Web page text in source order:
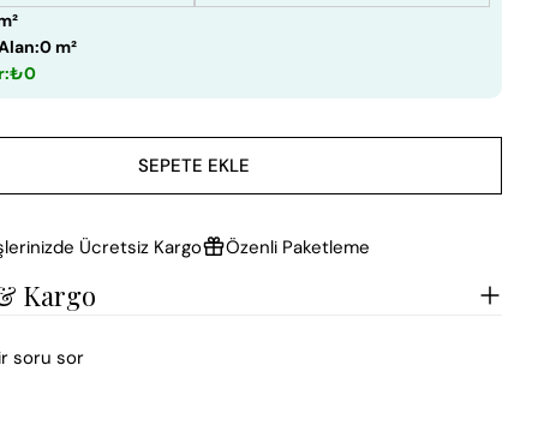
0 m²
₺0
SEPETE EKLE
Ücretsiz Kargo Özenli Paketleme
Kargo
soru sor